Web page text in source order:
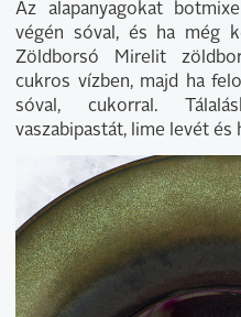
Az alapanyagokat
végén sóval, és ha még
Zöldborsó Mirelit
cukros vízben, majd ha
sóval, cukorral.
vaszabipastát, lime levét és